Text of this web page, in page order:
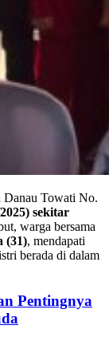
Danau Towati No.
sekitar
warga bersama
(31), mendapati
berada di dalam
Pentingnya